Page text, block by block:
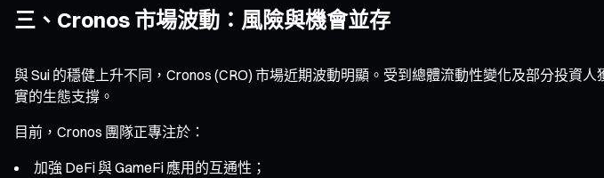
三、Cronos 市場波動：風險與機會並存
與 Sui 的穩健上升不同，Cronos (CRO) 市場近期波動明顯。受到總體流動性變化及部分投資
實的生態支撐。
目前，Cronos 團隊正專注於：
加強 DeFi 與 GameFi 應用的互通性；